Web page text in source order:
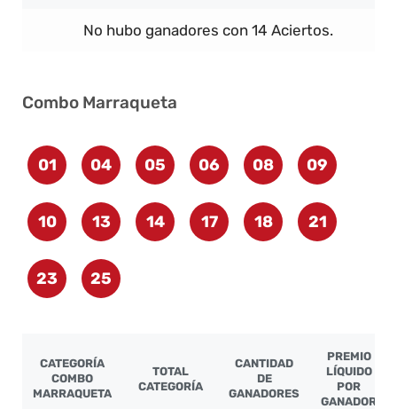
No hubo ganadores con 14 Aciertos.
Combo Marraqueta
01 04 05 06 08 09
10 13 14 17 18 21
23 25
CATEGORÍA
COMBO
MARRAQUETA
TOTAL
CATEGORÍA
CANTIDAD
DE
GANADORES
PREMIO
LÍQUIDO
POR
GANADOR